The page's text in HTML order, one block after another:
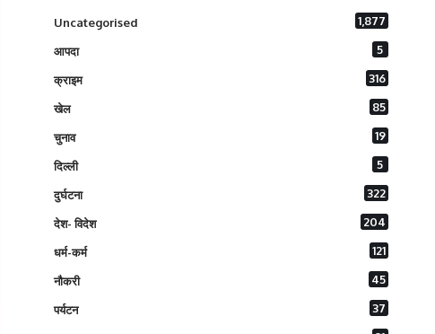
Uncategorised 1,877
आपदा 5
क्राइम 316
खेल 85
चुनाव 19
दिल्ली 5
दुर्घटना 322
देश- विदेश 204
धर्म-कर्म 121
नौकरी 45
पर्यटन 37